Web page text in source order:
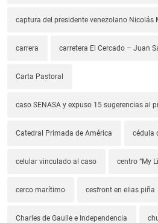
captura del presidente venezolano Nicolás
carrera carretera El Cercado – Juan
Carta Pastoral
caso SENASA y expuso 15 sugerencias al
Catedral Primada de América cédula
celular vinculado al caso centro “My
cerco marítimo cesfront en elias piña
Charles de Gaulle e Independencia